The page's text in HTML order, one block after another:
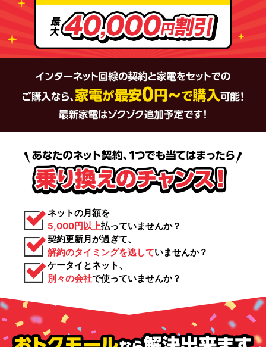
ネットの月額を
5,000円以上払っていませんか？
契約更新月が過ぎて、
解約のタイミングを逃していませんか？
ケータイとネット、
別々の会社で使っていませんか？